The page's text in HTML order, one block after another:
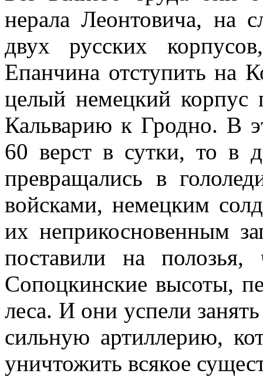
нерала Леонтовича, на
двух русских
Епанчина отступить на
целый немецкий кор­пус
Кальварию к Гродно. В
60 верст в сутки, то в
превращались в
войсками, немецким
их неприкосновенным
поставили на полозья,
Сопоцкинские высоты,
леса. И они успели
сильную артиллерию,
уничтожить вся­кое